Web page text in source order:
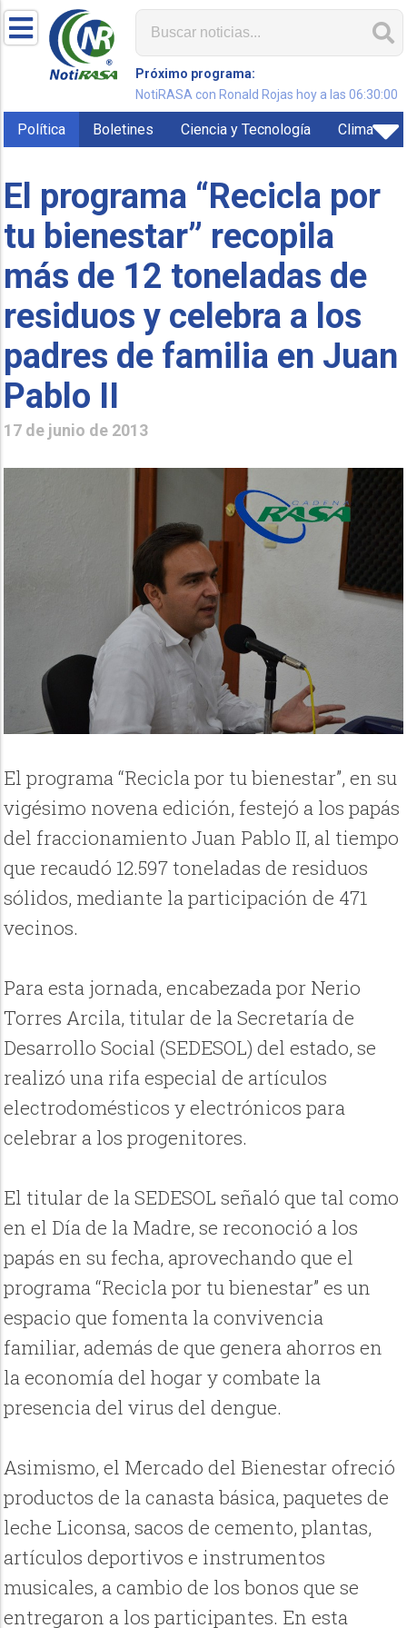
Próximo programa:
NotiRASA con Ronald Rojas hoy a las 06:30:00
Política Boletines Ciencia y Tecnología Clima
El programa “Recicla por
tu bienestar” recopila
más de 12 toneladas de
residuos y celebra a los
padres de familia en Juan
Pablo II
17 de junio de 2013
El programa “Recicla por tu bienestar”, en su
vigésimo novena edición, festejó a los papás
del fraccionamiento Juan Pablo II, al tiempo
que recaudó 12.597 toneladas de residuos
sólidos, mediante la participación de 471
vecinos.
Para esta jornada, encabezada por Nerio
Torres Arcila, titular de la Secretaría de
Desarrollo Social (SEDESOL) del estado, se
realizó una rifa especial de artículos
electrodomésticos y electrónicos para
celebrar a los progenitores.
El titular de la SEDESOL señaló que tal como
en el Día de la Madre, se reconoció a los
papás en su fecha, aprovechando que el
programa “Recicla por tu bienestar” es un
espacio que fomenta la convivencia
familiar, además de que genera ahorros en
la economía del hogar y combate la
presencia del virus del dengue.
Asimismo, el Mercado del Bienestar ofreció
productos de la canasta básica, paquetes de
leche Liconsa, sacos de cemento, plantas,
artículos deportivos e instrumentos
musicales, a cambio de los bonos que se
entregaron a los participantes. En esta